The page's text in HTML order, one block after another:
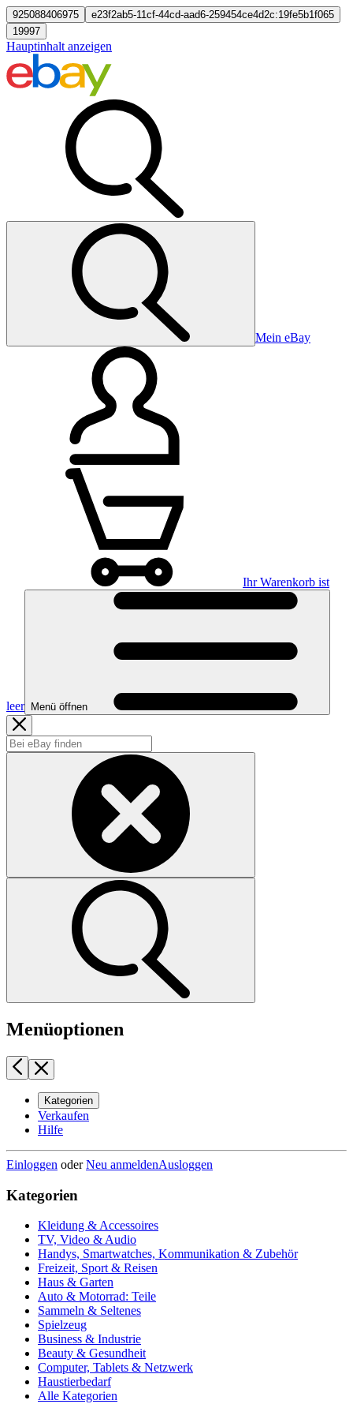
925088406975
e23f2ab5-11cf-44cd-aad6-259454ce4d2c:19fe5b1f065
19997
Hauptinhalt anzeigen
Mein eBay
Ihr Warenkorb ist
leer Menü öffnen
Menüoptionen
Kategorien
Verkaufen
Hilfe
Einloggen oderNeu anmeldenAusloggen
Kategorien
Kleidung & Accessoires
TV, Video & Audio
Handys, Smartwatches, Kommunikation & Zubehör
Freizeit, Sport & Reisen
Haus & Garten
Auto & Motorrad: Teile
Sammeln & Seltenes
Spielzeug
Business & Industrie
Beauty & Gesundheit
Computer, Tablets & Netzwerk
Haustierbedarf
Alle Kategorien